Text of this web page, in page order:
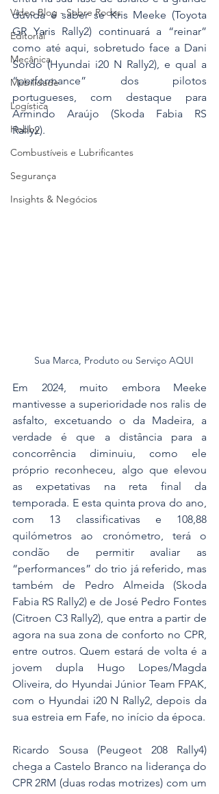
Vídeo Blog - Sobre Rodas
Editorial
Mecânica
Mobilidade
Logística
Hobby
Combustíveis e Lubrificantes
Segurança
Insights & Negócios
dúvida é saber se Kris Meeke (Toyota
GR Yaris Rally2) continuará a “reinar”
como até aqui, sobretudo face a Dani
Sordo (Hyundai i20 N Rally2), e qual a
“performance” dos pilotos
portugueses, com destaque para
Armindo Araújo (Skoda Fabia RS
Rally2).
Sua Marca, Produto ou Serviço AQUI
Em 2024, muito embora Meeke
mantivesse a superioridade nos ralis de
asfalto, excetuando o da Madeira, a
verdade é que a distância para a
concorrência diminuiu, como ele
próprio reconheceu, algo que elevou
as expetativas na reta final da
temporada. E esta quinta prova do ano,
com 13 classificativas e 108,88
quilómetros ao cronómetro, terá o
condão de permitir avaliar as
“performances” do trio já referido, mas
também de Pedro Almeida (Skoda
Fabia RS Rally2) e de José Pedro Fontes
(Citroen C3 Rally2), que entra a partir de
agora na sua zona de conforto no CPR,
entre outros. Quem estará de volta é a
jovem dupla Hugo Lopes/Magda
Oliveira, do Hyundai Júnior Team FPAK,
com o Hyundai i20 N Rally2, depois da
sua estreia em Fafe, no início da época.
Ricardo Sousa (Peugeot 208 Rally4)
chega a Castelo Branco na liderança do
CPR 2RM (duas rodas motrizes) com um